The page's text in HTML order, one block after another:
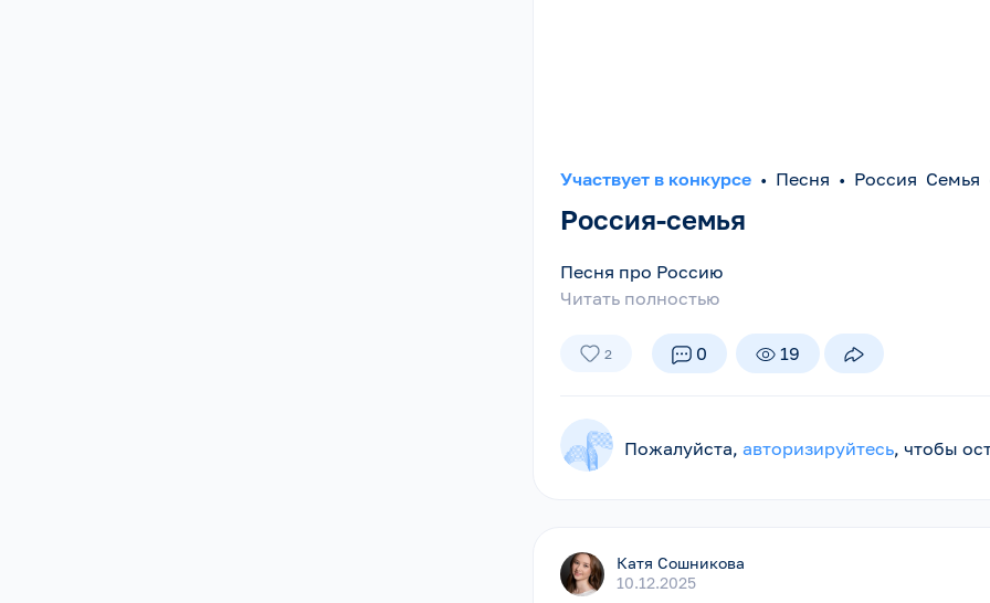
Участвует в конкурсе • Песня • Россия Семья
Россия-семья
Песня про Россию
Читать полностью
2 0 19
Пожалуйста,авторизируйтесь, чтобы
Катя Сошникова
10.12.2025